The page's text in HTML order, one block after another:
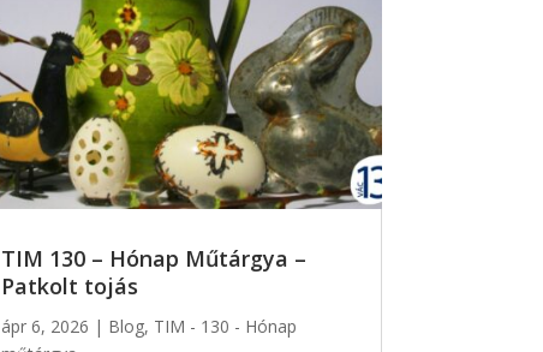
TIM 130 – Hónap Műtárgya –
Patkolt tojás
ápr 6, 2026 | Blog, TIM - 130 - Hónap